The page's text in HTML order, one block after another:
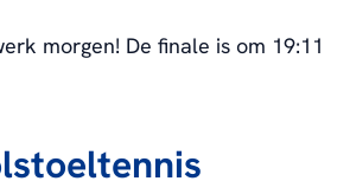
morgen! De finale is om 19:11